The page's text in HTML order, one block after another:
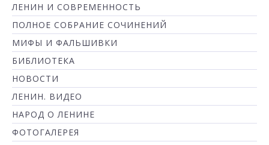
ЛЕНИН И СОВРЕМЕННОСТЬ
ПОЛНОЕ СОБРАНИЕ СОЧИНЕНИЙ
МИФЫ И ФАЛЬШИВКИ
БИБЛИОТЕКА
НОВОСТИ
ЛЕНИН. ВИДЕО
НАРОД О ЛЕНИНЕ
ФОТОГАЛЕРЕЯ